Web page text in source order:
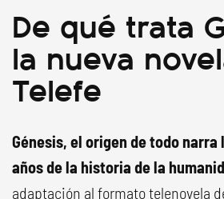
De qué trata
la nueva
Telefe
Génesis, el origen de todo
años de la historia de la
adaptación al formato telenovela